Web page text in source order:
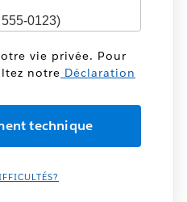
vie privée. Pour
notre Déclaration